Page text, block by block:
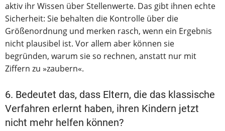
aktiv ihr Wissen über Stellenwerte. Das gibt ihnen echte
Sicherheit: Sie behalten die Kontrolle über die
Größenordnung und merken rasch, wenn ein Ergebnis
nicht plausibel ist. Vor allem aber können sie
begründen, warum sie so rechnen, anstatt nur mit
Ziffern zu »zaubern«.
6. Bedeutet das, dass Eltern, die das klassische
Verfahren erlernt haben, ihren Kindern jetzt
nicht mehr helfen können?